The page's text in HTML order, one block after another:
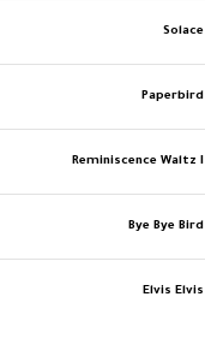
Solace
Paperbird
Reminiscence Waltz I
Bye Bye Bird
Elvis Elvis